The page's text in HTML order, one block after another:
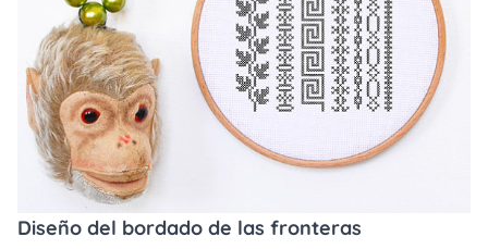
Diseño del bordado de las fronteras